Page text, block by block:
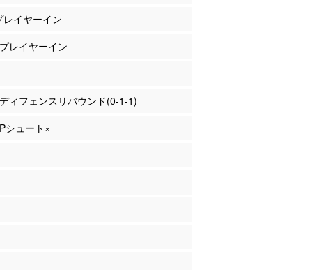
イヤーイン
レイヤーイン
ィフェンスリバウンド(0-1-1)
シュート×